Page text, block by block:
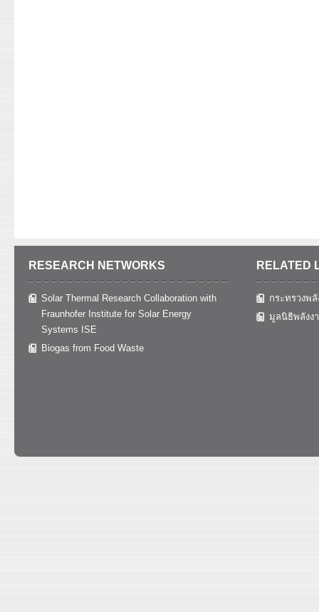
RESEARCH NETWORKS
Solar Thermal Research Collaboration with
Fraunhofer Institute for Solar Energy
Systems ISE
Biogas from Food Waste
RELATED
กระทรวงพลั
มูลนิธิพลังง